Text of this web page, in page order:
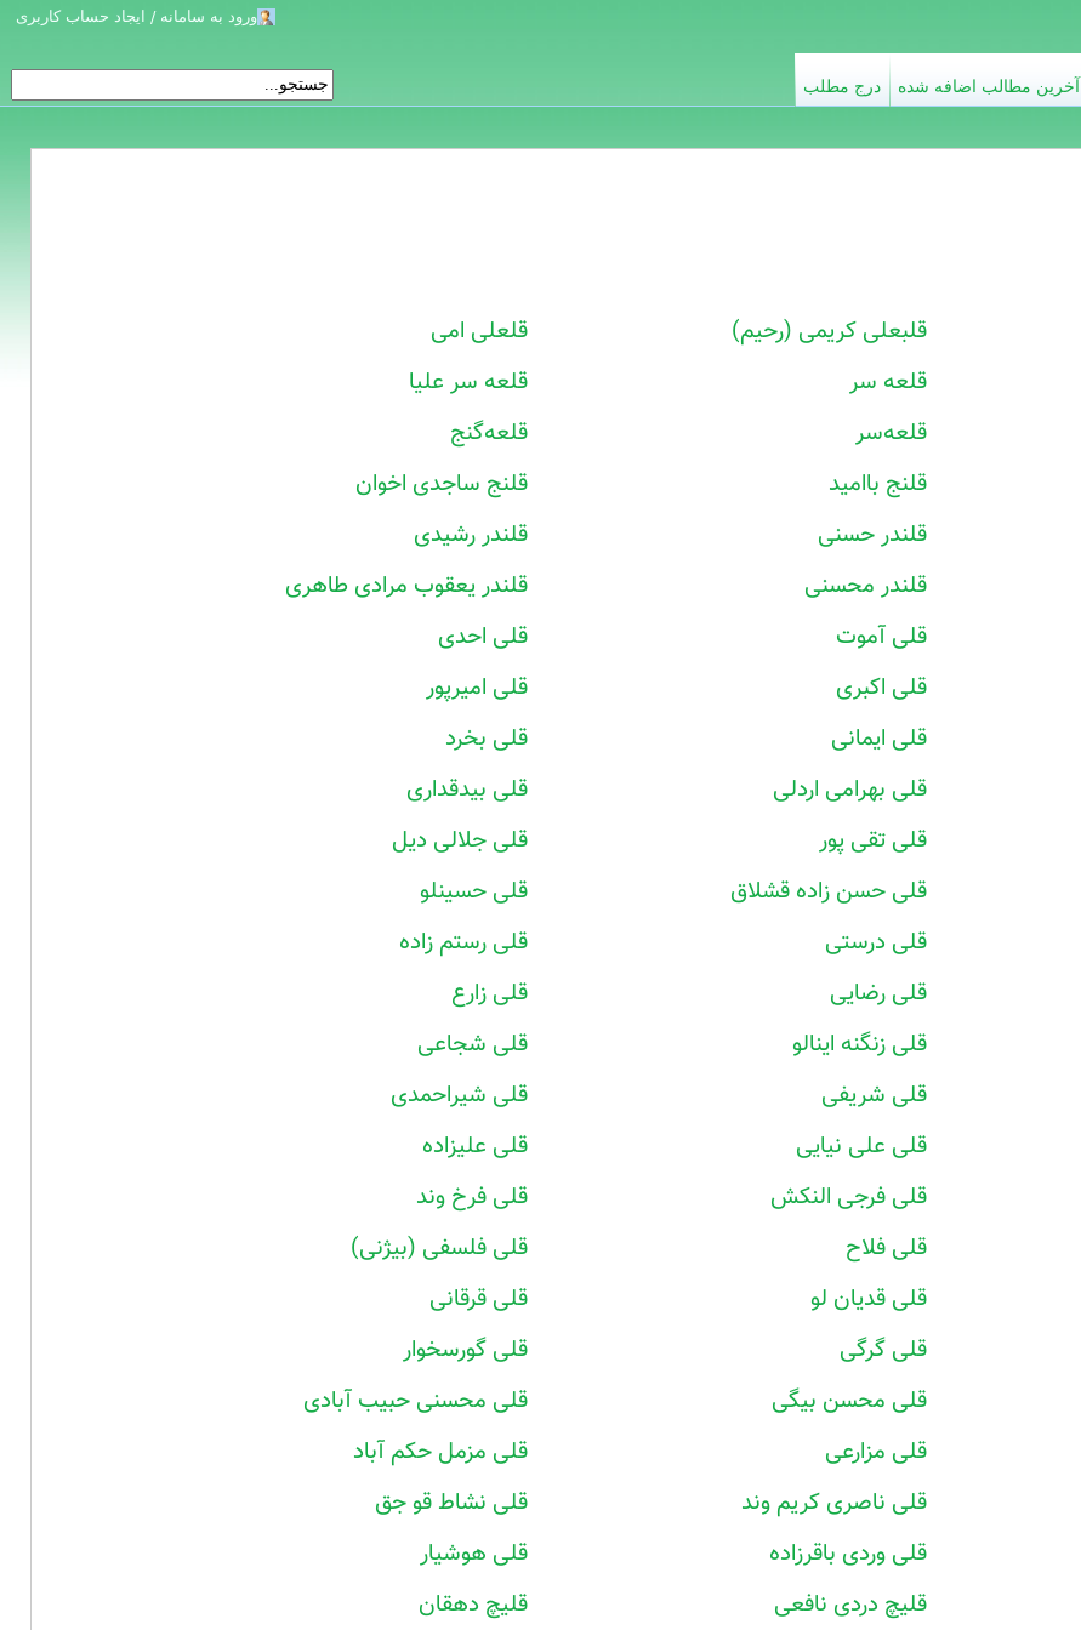
قلبعلی کریمی (رحیم)
قلعلی امی
قلعه سر
قلعه سر علیا
قلعه‌سر
قلعه‌گنج
قلنج باامید
قلنج ساجدی اخوان
قلندر حسنی
قلندر رشیدی
قلندر محسنی
قلندر یعقوب مرادی طاهری
قلی آموت
قلی احدی
قلی اکبری
قلی امیرپور
قلی ایمانی
قلی بخرد
قلی بهرامی اردلی
قلی بیدقداری
قلی تقی پور
قلی جلالی دیل
قلی حسن زاده قشلاق
قلی حسینلو
قلی درستی
قلی رستم زاده
قلی رضایی
قلی زارع
قلی زنگنه اینالو
قلی شجاعی
قلی شریفی
قلی شیراحمدی
قلی علی نیایی
قلی علیزاده
قلی فرجی النکش
قلی فرخ وند
قلی فلاح
قلی فلسفی (بیژنی)
قلی قدیان لو
قلی قرقانی
قلی گرگی
قلی گورسخوار
قلی محسن بیگی
قلی محسنی حبیب آبادی
قلی مزارعی
قلی مزمل حکم آباد
قلی ناصری کریم وند
قلی نشاط قو جق
قلی وردی باقرزاده
قلی هوشیار
قلیچ دردی نافعی قلیچ دهقان
ورود به سامانه / ایجاد حساب کاربری
درج مطلب آخرین مطالب اضافه شده